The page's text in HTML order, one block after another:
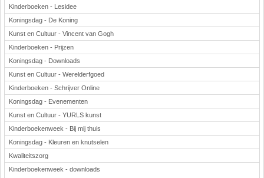
Kinderboeken - Lesidee
Koningsdag - De Koning
Kunst en Cultuur - Vincent van Gogh
Kinderboeken - Prijzen
Koningsdag - Downloads
Kunst en Cultuur - Werelderfgoed
Kinderboeken - Schrijver Online
Koningsdag - Evenementen
Kunst en Cultuur - YURLS kunst
Kinderboekenweek - Bij mij thuis
Koningsdag - Kleuren en knutselen
Kwaliteitszorg
Kinderboekenweek - downloads